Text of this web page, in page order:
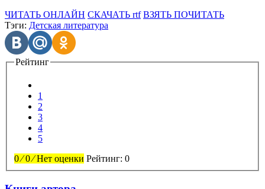
ЧИТАТЬ ОНЛАЙН СКАЧАТЬ rtf ВЗЯТЬ ПОЧИТАТЬ
Тэги: Детская литература
Рейтинг
1
2
3
4
5
0⁄0⁄Нет оценки Рейтинг: 0